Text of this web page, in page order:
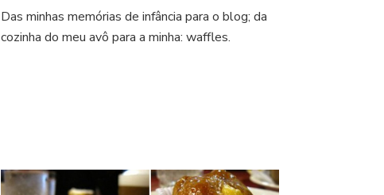
(ou
a
Das minhas memórias de infância para o blog; da
cozinha do meu avô para a minha: waffles.